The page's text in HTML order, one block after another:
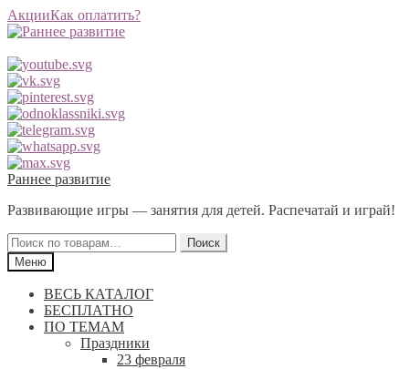
АкцииКак оплатить?
Перейти
навигации
Перейти
содержимому
Раннее развитие
Развивающие игры — занятия для детей. Распечатай и играй!
Искать:
Поиск
Меню
ВЕСЬ КАТАЛОГ
БЕСПЛАТНО
ПО ТЕМАМ
Праздники
23 февраля